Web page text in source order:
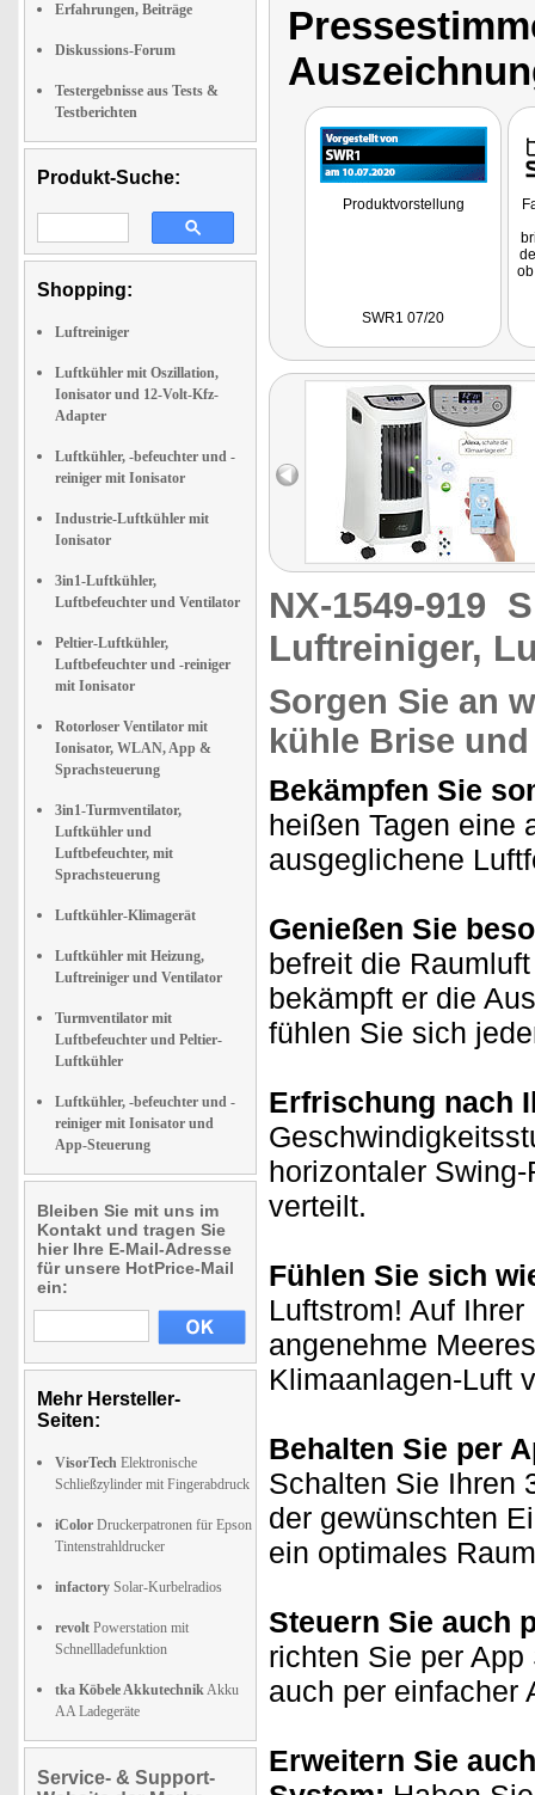
Erfahrungen, Beiträge
Diskussions-Forum
Testergebnisse aus Tests &
Testberichten
Produkt-Suche:
Shopping:
Luftreiniger
Luftkühler mit Oszillation,
Ionisator und 12-Volt-Kfz-
Adapter
Luftkühler, -befeuchter und -
reiniger mit Ionisator
Industrie-Luftkühler mit
Ionisator
3in1-Luftkühler,
Luftbefeuchter und Ventilator
Peltier-Luftkühler,
Luftbefeuchter und -reiniger
mit Ionisator
Rotorloser Ventilator mit
Ionisator, WLAN, App &
Sprachsteuerung
3in1-Turmventilator,
Luftkühler und
Luftbefeuchter, mit
Sprachsteuerung
Luftkühler-Klimagerät
Luftkühler mit Heizung,
Luftreiniger und Ventilator
Turmventilator mit
Luftbefeuchter und Peltier-
Luftkühler
Luftkühler, -befeuchter und -
reiniger mit Ionisator und
App-Steuerung
Bleiben Sie mit uns im
Kontakt und tragen Sie
hier Ihre E-Mail-Adresse
für unsere HotPrice-Mail
ein:
Mehr Hersteller-
Seiten:
VisorTech Elektronische
Schließzylinder mit Fingerabdruck
iColor Druckerpatronen für Epson
Tintenstrahldrucker
infactory Solar-Kurbelradios
revolt Powerstation mit
Schnellladefunktion
tka Köbele AkkutechnikAkku
AA Ladegeräte
Service- & Support-
Produktvorstellung
SWR1 07/20
NX-1549-919
Luftreiniger,
Sorgen Sie an
kühle Brise
Bekämpfen Sie
heißen Tagen eine
ausgeglichene
Genießen Sie
befreit die
bekämpft er die
fühlen Sie sich
Erfrischung nach
horizontaler
verteilt.
Fühlen Sie sich
Luftstrom! Auf
angenehme
Klimaanlagen-Luft
Behalten Sie per
Schalten Sie Ihren
der gewünschten
ein optimales
Steuern Sie auch
richten Sie per
auch per einfacher
Erweitern Sie